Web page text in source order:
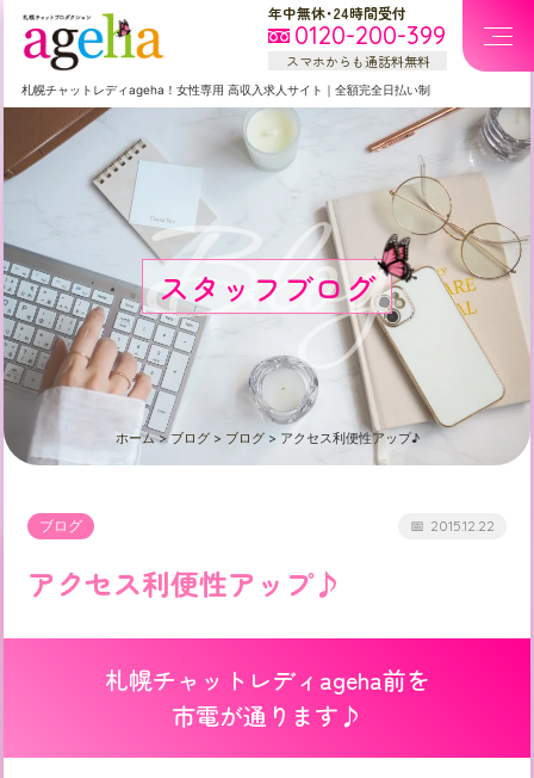
年中無休・24時間受付
0120-200-399
スマホからも通話料無料
札幌チャットレディageha！女性専用 高収入求人サイト ｜ 全額完全日払い制
スタッフブログ
Blog
ホーム>ブログ> ブログ> アクセス利便性アップ♪
ブログ 2015.12.22
アクセス利便性アップ♪
札幌チャットレディageha前を
市電が通ります♪